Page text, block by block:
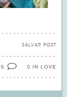
SALVAR POST
0 IN LOVE